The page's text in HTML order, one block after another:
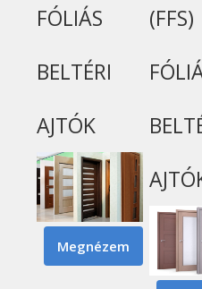
FÓLIÁS
BELTÉRI
AJTÓK
Megnézem CPL
(FFS)